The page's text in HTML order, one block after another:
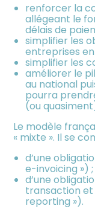
renforcer la
allégeant le
délais de
simplifier les
entreprises
simplifier les
améliorer le
au national
pourra
(ou
Le modèle
« mixte ». Il se
d’une
e-invoicing ») ;
d’une
transaction et
reporting »).